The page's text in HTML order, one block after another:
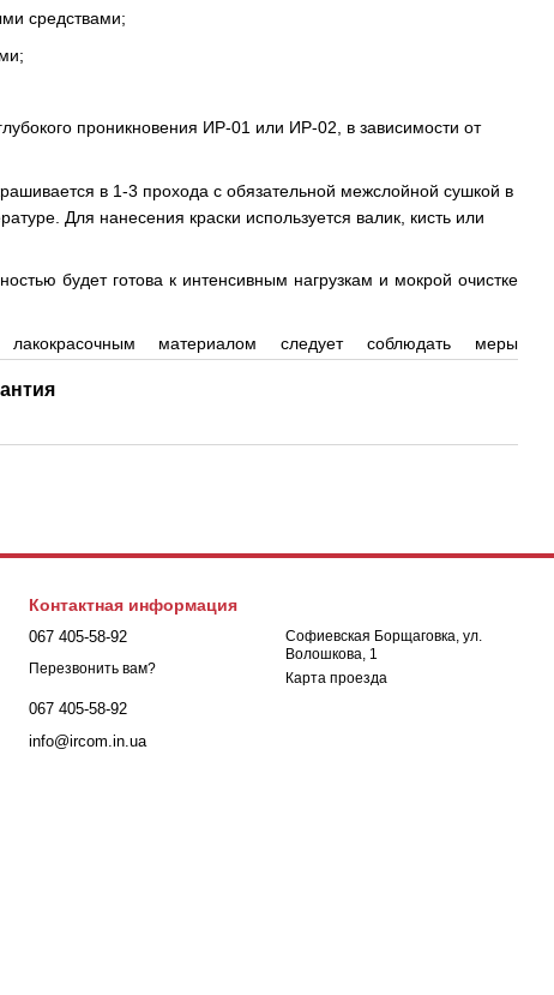
средствами;
проникновения ИР-01 или ИР-02, в зависимости от
в 1-3 прохода с обязательной межслойной сушкой в
Для нанесения краски используется валик, кисть или
будет готова к интенсивным нагрузкам и мокрой очистке
материалом следует соблюдать меры
Контактная информация
067 405-58-92
Перезвонить вам?
067 405-58-92
info@ircom.in.ua
Софиевская Борщаговка, ул.
Волошкова, 1
Карта проезда